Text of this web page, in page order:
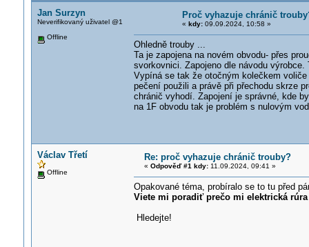
Jan Surzyn
Neverifikovaný uživatel @1
Offline
Proč vyhazuje chránič
« kdy:09.09.2024, 10:58 »
Ohledně trouby ...
Ta je zapojena na novém obvodu- přes
svorkovnici. Zapojeno dle návodu
Vypíná se tak že otočným kolečkem
pečení použili a právě při přechodu skrze
chránič vyhodí. Zapojení je správné, kde
na 1F obvodu tak je problém s nulovým
Václav Třetí
Offline
Re: proč vyhazuje chránič trouby?
« Odpověď #1 kdy:11.09.2024, 09:41 »
Opakované téma, probíralo se to tu před
Viete mi poradiť prečo mi elektrická
Hledejte!